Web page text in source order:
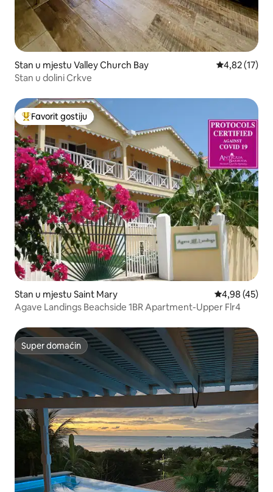
Stan u mjestu Valley Church Bay prosječna
4,82 (17)
Stan u dolini Crkve
Glavni favorit gostiju
Favorit gostiju
Stan u mjestu Saint Mary prosječna
4,98 (45)
Agave Landings Beachside 1BR Apartment-Upper Flr4
Super domaćin
Super domaćin